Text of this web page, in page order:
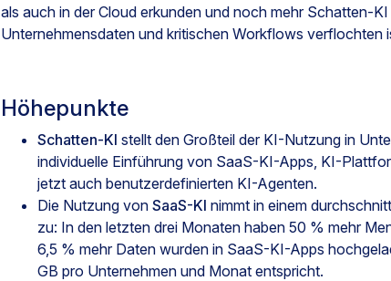
als auch in der Cloud erkunden und noch mehr Schatten-
Unternehmensdaten und kritischen Workflows verflochten
Höhepunkte
Schatten-KI stellt den Großteil der KI-Nutzung in
individuelle Einführung von SaaS-KI-Apps, KI-
jetzt auch benutzerdefinierten KI-Agenten.
Die Nutzung von SaaS-KI nimmt in einem
zu: In den letzten drei Monaten haben 50 % mehr
6,5 % mehr Daten wurden in SaaS-KI-Apps
GB pro Unternehmen und Monat entspricht.